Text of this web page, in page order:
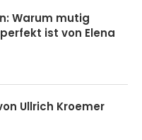
Warum mutig
ist von Elena
Ullrich Kroemer